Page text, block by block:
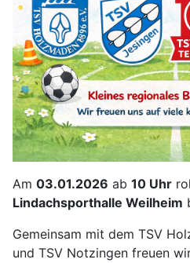
Am 03.01.2026 ab 10 Uhr
Lindachsporthalle Weilheim
Gemeinsam mit dem TSV
und TSV Notzingen freuen